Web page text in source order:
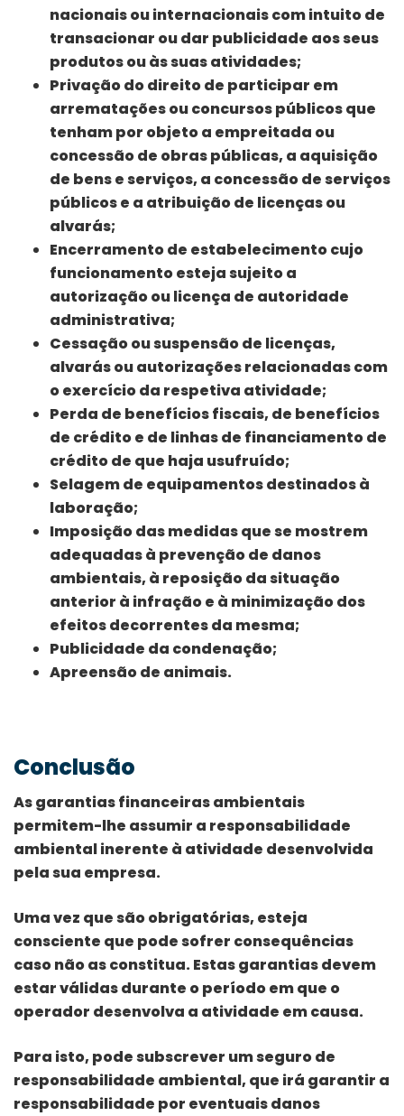
nacionais ou internacionais com intuito de
transacionar ou dar publicidade aos seus
produtos ou às suas atividades;
Privação do direito de participar em
arrematações ou concursos públicos que
tenham por objeto a empreitada ou
concessão de obras públicas, a aquisição
de bens e serviços, a concessão de serviços
públicos e a atribuição de licenças ou
alvarás;
Encerramento de estabelecimento cujo
funcionamento esteja sujeito a
autorização ou licença de autoridade
administrativa;
Cessação ou suspensão de licenças,
alvarás ou autorizações relacionadas com
o exercício da respetiva atividade;
Perda de benefícios fiscais, de benefícios
de crédito e de linhas de financiamento de
crédito de que haja usufruído;
Selagem de equipamentos destinados à
laboração;
Imposição das medidas que se mostrem
adequadas à prevenção de danos
ambientais, à reposição da situação
anterior à infração e à minimização dos
efeitos decorrentes da mesma;
Publicidade da condenação;
Apreensão de animais.
Conclusão
As garantias financeiras ambientais
permitem-lhe assumir a responsabilidade
ambiental inerente à atividade desenvolvida
pela sua empresa.
Uma vez que são obrigatórias, esteja
consciente que pode sofrer consequências
caso não as constitua. Estas garantias devem
estar válidas durante o período em que o
operador desenvolva a atividade em causa.
Para isto, pode subscrever um seguro de
responsabilidade ambiental, que irá garantir a
responsabilidade por eventuais danos